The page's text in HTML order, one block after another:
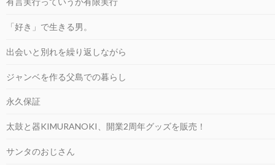
「好き」で生きる男。
出会いと別れを繰り返しながら
ジャンベを作る父島での暮らし
永久保証
太鼓と器KIMURANOKI、開業2周年グッズを販売！
サンタのおじさん